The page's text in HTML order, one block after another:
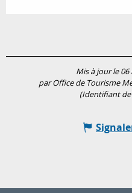
Mis à jour le 06
par Office de Tourisme
(Identifiant